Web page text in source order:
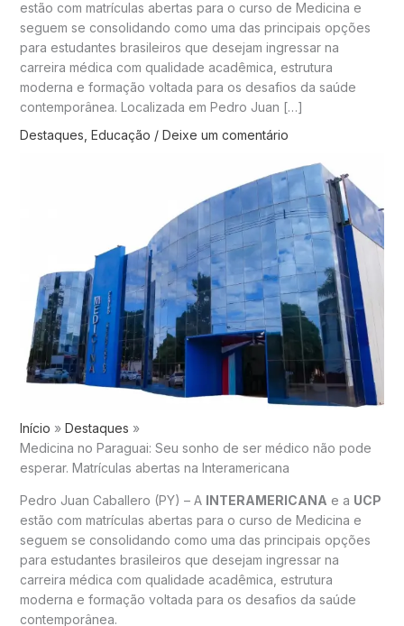
estão com matrículas abertas para o curso de Medicina e
seguem se consolidando como uma das principais opções
para estudantes brasileiros que desejam ingressar na
carreira médica com qualidade acadêmica, estrutura
moderna e formação voltada para os desafios da saúde
contemporânea. Localizada em Pedro Juan […]
Destaques Educação / Deixe um comentário
Início
Destaques
Medicina no Paraguai: Seu sonho de ser médico não pode
esperar. Matrículas abertas na Interamericana
Pedro Juan Caballero (PY) – A INTERAMERICANA e a UCP
estão com matrículas abertas para o curso de Medicina e
seguem se consolidando como uma das principais opções
para estudantes brasileiros que desejam ingressar na
carreira médica com qualidade acadêmica, estrutura
moderna e formação voltada para os desafios da saúde
contemporânea.